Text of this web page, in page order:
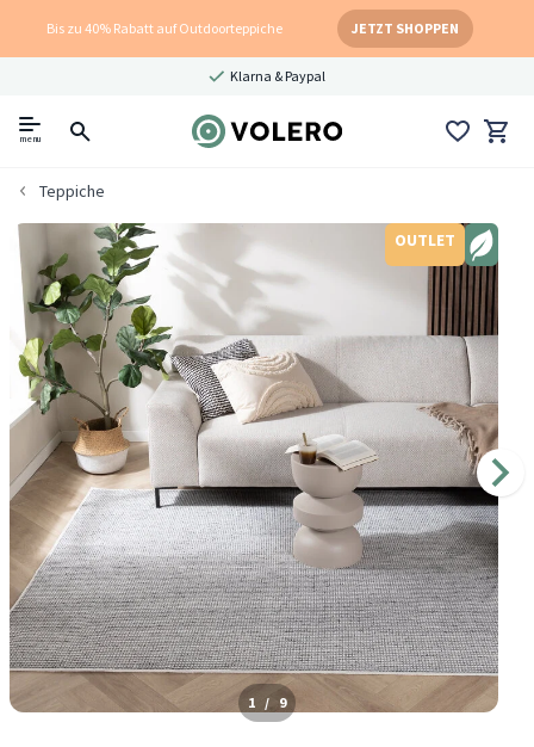
Bis zu 40% Rabatt auf Outdoorteppiche JETZT SHOPPEN
Klarna & Paypal
menu
Teppiche
OUTLET
1 / 9